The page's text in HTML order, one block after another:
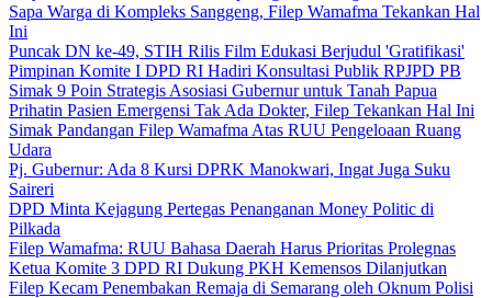
Sapa Warga di Kompleks Sanggeng, Filep Wamafma Tekankan Hal
Ini
Puncak DN ke-49, STIH Rilis Film Edukasi Berjudul 'Gratifikasi'
Pimpinan Komite I DPD RI Hadiri Konsultasi Publik RPJPD PB
Simak 9 Poin Strategis Asosiasi Gubernur untuk Tanah Papua
Prihatin Pasien Emergensi Tak Ada Dokter, Filep Tekankan Hal Ini
Simak Pandangan Filep Wamafma Atas RUU Pengeloaan Ruang
Udara
Pj. Gubernur: Ada 8 Kursi DPRK Manokwari, Ingat Juga Suku
Saireri
DPD Minta Kejagung Pertegas Penanganan Money Politic di
Pilkada
Filep Wamafma: RUU Bahasa Daerah Harus Prioritas Prolegnas
Ketua Komite 3 DPD RI Dukung PKH Kemensos Dilanjutkan
Filep Kecam Penembakan Remaja di Semarang oleh Oknum Polisi